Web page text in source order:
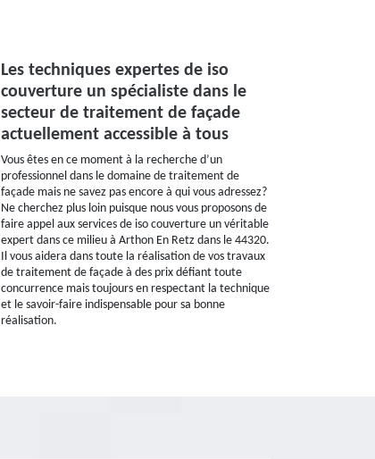
Les techniques expertes de iso
couverture un spécialiste dans le
secteur de traitement de façade
actuellement accessible à tous
Vous êtes en ce moment à la recherche d’un
professionnel dans le domaine de traitement de
façade mais ne savez pas encore à qui vous adressez?
Ne cherchez plus loin puisque nous vous proposons de
faire appel aux services de iso couverture un véritable
expert dans ce milieu à Arthon En Retz dans le 44320.
Il vous aidera dans toute la réalisation de vos travaux
de traitement de façade à des prix défiant toute
concurrence mais toujours en respectant la technique
et le savoir-faire indispensable pour sa bonne
réalisation.